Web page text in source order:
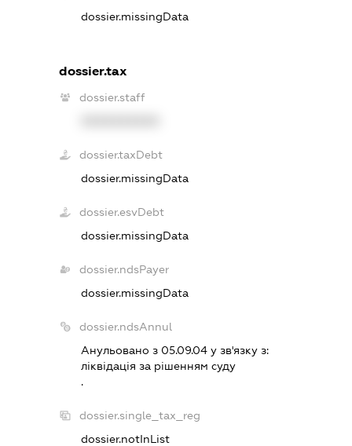
dossier.missingData
dossier.tax
dossier.staff
dossier.taxDebt
dossier.missingData
dossier.esvDebt
dossier.missingData
dossier.ndsPayer
dossier.missingData
dossier.ndsAnnul
Анульовано з 05.09.04 у зв'язку з:
лiквiдацiя за рiшенням суду
.
dossier.single_tax_reg
dossier.notInList